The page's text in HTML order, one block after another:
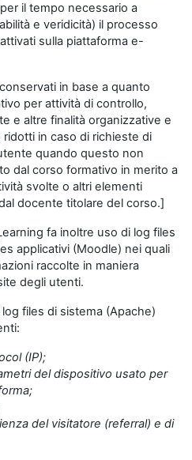
il tempo necessario a
e veridicità) il processo
sulla piattaforma e-
in base a quanto
per attività di controllo,
e altre finalità organizzative e
in caso di richieste di
quando questo non
dal corso formativo in merito a
svolte o altri elementi
docente titolare del corso.]
fa inoltre uso di log files
applicativi (Moodle) nei quali
raccolte in maniera
degli utenti.
files di sistema (Apache)
(IP);
del dispositivo usato per
del visitatore (referral) e di